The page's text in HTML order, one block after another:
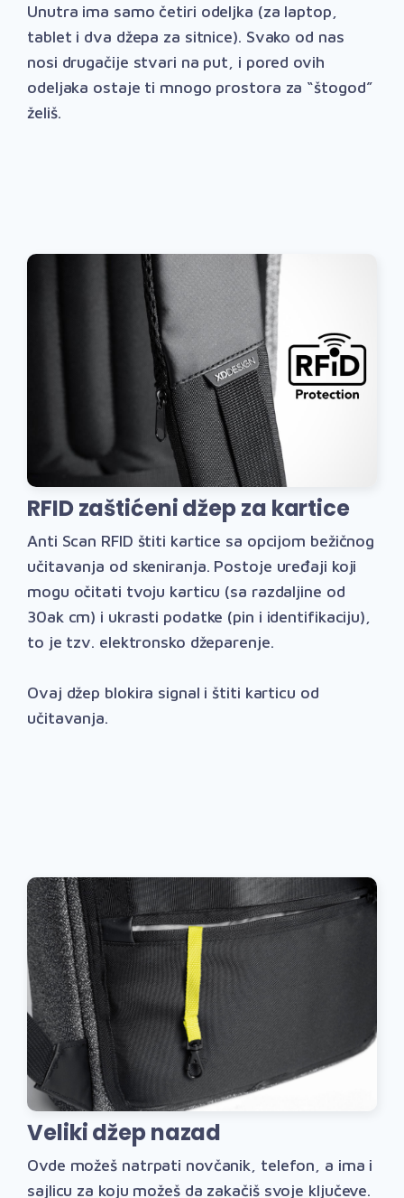
Unutra ima samo četiri odeljka (za laptop,
tablet i dva džepa za sitnice). Svako od nas
nosi drugačije stvari na put, i pored ovih
odeljaka ostaje ti mnogo prostora za “štogod”
želiš.
RFID zaštićeni džep za kartice
Anti Scan RFID štiti kartice sa opcijom bežičnog
učitavanja od skeniranja. Postoje uređaji koji
mogu očitati tvoju karticu (sa razdaljine od
30ak cm) i ukrasti podatke (pin i identifikaciju),
to je tzv. elektronsko džeparenje.
Ovaj džep blokira signal i štiti karticu od
učitavanja.
Veliki džep nazad
Ovde možeš natrpati novčanik, telefon, a ima i
sajlicu za koju možeš da zakačiš svoje ključeve.